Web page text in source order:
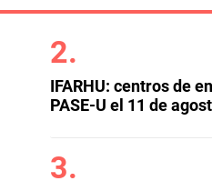
IFARHU: centros de
PASE-U el 11 de